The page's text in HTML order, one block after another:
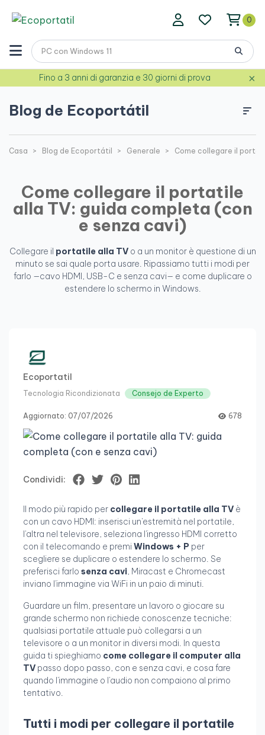
0
Fino a 3 anni di garanzia e 30 giorni di prova ×
Blog de Ecoportátil
Casa Blog de Ecoportátil Generale Come collegare il
Come collegare il portatile
alla TV: guida completa (con
e senza cavi)
Collegare il portatile alla TVo a un monitor è questione di un
minuto se sai quale porta usare. Ripassiamo tutti i modi per
farlo —cavo HDMI, USB-C e senza cavi— e come duplicare o
estendere lo schermo in Windows.
Ecoportatil
Tecnologia Ricondizionata Consejo de Experto
Aggiornato: 07/07/2026 678
Condividi:
Il modo più rapido per collegare il portatile alla TV è
con un cavo HDMI: inserisci un'estremità nel portatile,
l'altra nel televisore, seleziona l'ingresso HDMI corretto
con il telecomando e premi Windows + P per
scegliere se duplicare o estendere lo schermo. Se
preferisci farlo senza cavi, Miracast e Chromecast
inviano l'immagine via WiFi in un paio di minuti.
Guardare un film, presentare un lavoro o giocare su
grande schermo non richiede conoscenze tecniche:
qualsiasi portatile attuale può collegarsi a un
televisore o a un monitor in diversi modi. In questa
guida ti spieghiamo come collegare il computer alla
TV passo dopo passo, con e senza cavi, e cosa fare
quando l'immagine o l'audio non compaiono al primo
tentativo.
Tutti i modi per collegare il portatile